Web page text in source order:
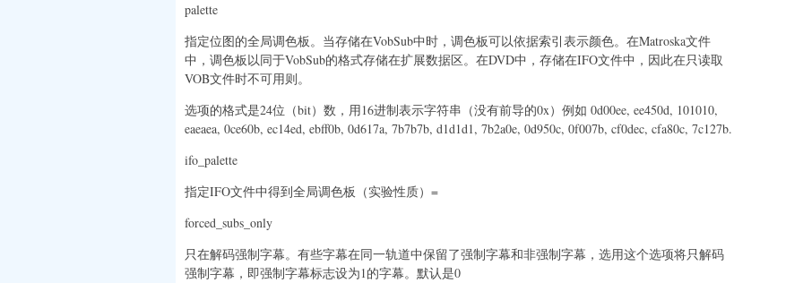
palette
指定位图的全局调色板。当存储在VobSub中时，调色板可以依据索引表示颜色。在Matroska文件
中，调色板以同于VobSub的格式存储在扩展数据区。在DVD中，存储在IFO文件中，因此在只读取
VOB文件时不可用则。
选项的格式是24位（bit）数，用16进制表示字符串（没有前导的0x）例如 0d00ee, ee450d, 101010,
eaeaea, 0ce60b, ec14ed, ebff0b, 0d617a, 7b7b7b, d1d1d1, 7b2a0e, 0d950c, 0f007b, cf0dec, cfa80c, 7c127b.
ifo_palette
指定IFO文件中得到全局调色板（实验性质）=
forced_subs_only
只在解码强制字幕。有些字幕在同一轨道中保留了强制字幕和非强制字幕，选用这个选项将只解码
强制字幕，即强制字幕标志设为1的字幕。默认是0